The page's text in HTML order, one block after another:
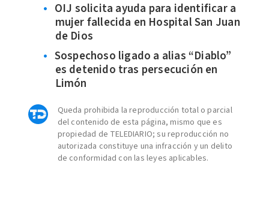
OIJ solicita ayuda para identificar a
mujer fallecida en Hospital San Juan
de Dios
Sospechoso ligado a alias “Diablo”
es detenido tras persecución en
Limón
Queda prohibida la reproducción total o parcial
del contenido de esta página, mismo que es
propiedad de TELEDIARIO; su reproducción no
autorizada constituye una infracción y un delito
de conformidad con las leyes aplicables.